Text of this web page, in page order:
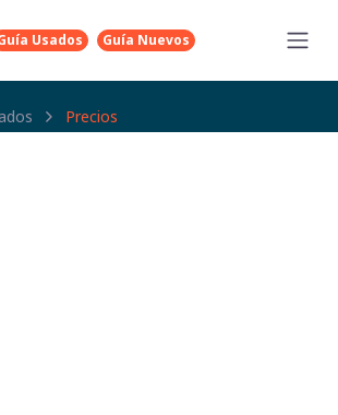
Usados Guía Nuevos
Precios